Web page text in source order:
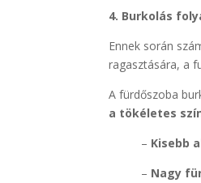
4. Burkolás
Ennek során
ragasztására, a
A fürdőszoba
a tökéletes
– Kisebb
– Nagy